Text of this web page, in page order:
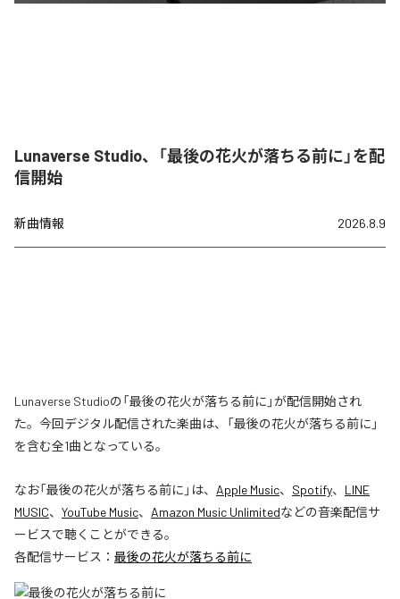
Lunaverse Studio、「最後の花火が落ちる前に」を配
信開始
新曲情報 2026.8.9
Lunaverse Studioの「最後の花火が落ちる前に」が配信開始され
た。今回デジタル配信された楽曲は、「最後の花火が落ちる前に」
を含む全1曲となっている。
なお「最後の花火が落ちる前に 」は、 Apple Music、 Spotify、 LINE
MUSIC、 YouTube Music、 Amazon Music Unlimitedなどの音楽配信サ
ービスで聴くことができる。
各配信サービス： 最後の花火が落ちる前に